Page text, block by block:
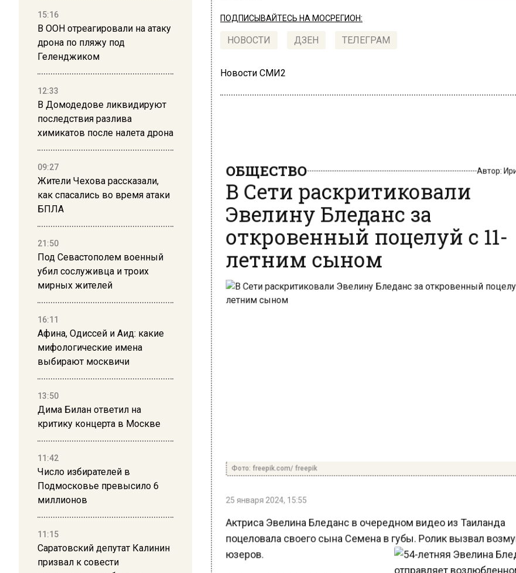
15:16
В ООН отреагировали на атаку
дрона по пляжу под
Геленджиком
12:33
В Домодедове ликвидируют
последствия разлива
химикатов после налета дрона
09:27
Жители Чехова рассказали,
как спасались во время атаки
БПЛА
21:50
Под Севастополем военный
убил сослуживца и троих
мирных жителей
16:11
Афина, Одиссей и Аид: какие
мифологические имена
выбирают москвичи
13:50
Дима Билан ответил на
критику концерта в Москве
11:42
Число избирателей в
Подмосковье превысило 6
миллионов
11:15
Саратовский депутат Калинин
призвал к совести
ПОДПИСЫВАЙТЕСЬ НА МОСРЕГИОН:
НОВОСТИ ДЗЕН ТЕЛЕГРАМ
Новости СМИ2
В Сети раскритиковали
Эвелину Бледанс за
откровенный поцелуй с 11-
летним сыном
Фото: freepik.com/ freepik
25 января 2024, 15:55
Актриса Эвелина Бледанс в очередном видео из Таиланда
поцеловала своего сына Семена в губы. Ролик вызвал
юзеров.